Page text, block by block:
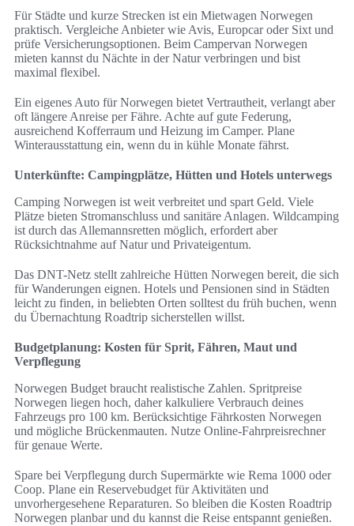
Für Städte und kurze Strecken ist ein Mietwagen Norwegen
praktisch. Vergleiche Anbieter wie Avis, Europcar oder Sixt und
prüfe Versicherungsoptionen. Beim Campervan Norwegen
mieten kannst du Nächte in der Natur verbringen und bist
maximal flexibel.
Ein eigenes Auto für Norwegen bietet Vertrautheit, verlangt aber
oft längere Anreise per Fähre. Achte auf gute Federung,
ausreichend Kofferraum und Heizung im Camper. Plane
Winterausstattung ein, wenn du in kühle Monate fährst.
Unterkünfte: Campingplätze, Hütten und Hotels unterwegs
Camping Norwegen ist weit verbreitet und spart Geld. Viele
Plätze bieten Stromanschluss und sanitäre Anlagen. Wildcamping
ist durch das Allemannsretten möglich, erfordert aber
Rücksichtnahme auf Natur und Privateigentum.
Das DNT-Netz stellt zahlreiche Hütten Norwegen bereit, die sich
für Wanderungen eignen. Hotels und Pensionen sind in Städten
leicht zu finden, in beliebten Orten solltest du früh buchen, wenn
du Übernachtung Roadtrip sicherstellen willst.
Budgetplanung: Kosten für Sprit, Fähren, Maut und
Verpflegung
Norwegen Budget braucht realistische Zahlen. Spritpreise
Norwegen liegen hoch, daher kalkuliere Verbrauch deines
Fahrzeugs pro 100 km. Berücksichtige Fährkosten Norwegen
und mögliche Brückenmauten. Nutze Online-Fahrpreisrechner
für genaue Werte.
Spare bei Verpflegung durch Supermärkte wie Rema 1000 oder
Coop. Plane ein Reservebudget für Aktivitäten und
unvorhergesehene Reparaturen. So bleiben die Kosten Roadtrip
Norwegen planbar und du kannst die Reise entspannt genießen.